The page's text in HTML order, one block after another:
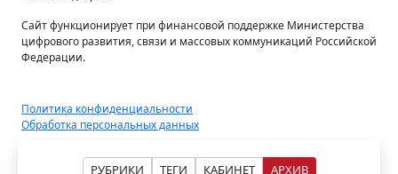
РУБРИКИ ТЕГИ КАБИНЕТ АРХИВ
Сайт функционирует при финансовой поддержке Министерства
цифрового развития, связи и массовых коммуникаций Российской
Федерации.
Политика конфиденциальности
Обработка персональных данных